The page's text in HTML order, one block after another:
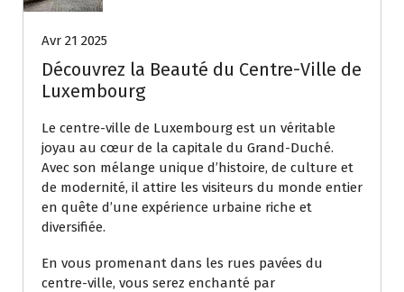
Avr 21 2025
Découvrez la Beauté du Centre-Ville de
Luxembourg
Le centre-ville de Luxembourg est un véritable
joyau au cœur de la capitale du Grand-Duché.
Avec son mélange unique d’histoire, de culture et
de modernité, il attire les visiteurs du monde entier
en quête d’une expérience urbaine riche et
diversifiée.
En vous promenant dans les rues pavées du
centre-ville, vous serez enchanté par